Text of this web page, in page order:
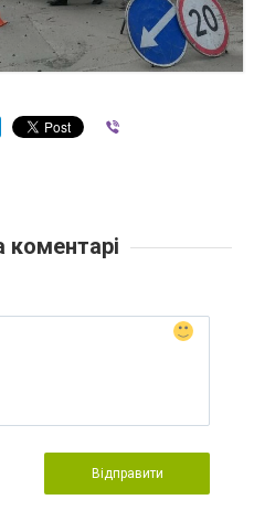
коментарі
Відправити